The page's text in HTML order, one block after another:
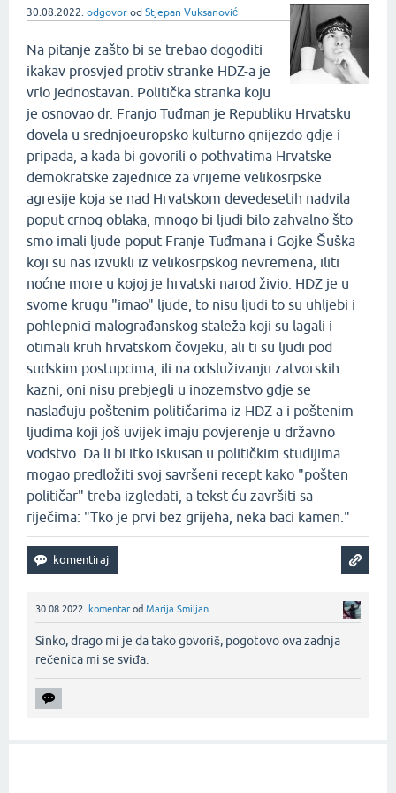
30.08.2022. odgovor od Stjepan Vuksanović
Na pitanje zašto bi se trebao dogoditi
ikakav prosvjed protiv stranke HDZ-a je
vrlo jednostavan. Politička stranka koju
je osnovao dr. Franjo Tuđman je Republiku Hrvatsku
dovela u srednjoeuropsko kulturno gnijezdo gdje i
pripada, a kada bi govorili o pothvatima Hrvatske
demokratske zajednice za vrijeme velikosrpske
agresije koja se nad Hrvatskom devedesetih nadvila
poput crnog oblaka, mnogo bi ljudi bilo zahvalno što
smo imali ljude poput Franje Tuđmana i Gojke Šuška
koji su nas izvukli iz velikosrpskog nevremena, iliti
noćne more u kojoj je hrvatski narod živio. HDZ je u
svome krugu "imao" ljude, to nisu ljudi to su uhljebi i
pohlepnici malograđanskog staleža koji su lagali i
otimali kruh hrvatskom čovjeku, ali ti su ljudi pod
sudskim postupcima, ili na odsluživanju zatvorskih
kazni, oni nisu prebjegli u inozemstvo gdje se
naslađuju poštenim političarima iz HDZ-a i poštenim
ljudima koji još uvijek imaju povjerenje u državno
vodstvo. Da li bi itko iskusan u političkim studijima
mogao predložiti svoj savršeni recept kako "pošten
političar" treba izgledati, a tekst ću završiti sa
riječima: "Tko je prvi bez grijeha, neka baci kamen."
30.08.2022. komentar od Marija Smiljan
Sinko, drago mi je da tako govoriš, pogotovo ova zadnja
rečenica mi se sviđa.‌